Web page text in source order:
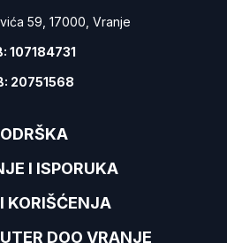
I ISPORUKA
KORIŠĆENJA
DOO VRANJE
59, 17000, Vranje
107184731
20751568